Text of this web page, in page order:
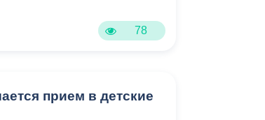
78
прием в детские